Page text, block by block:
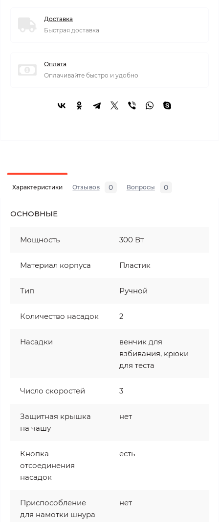
Доставка
Быстрая доставка
Оплата
Оплачивайте быстро и удобно
Характеристики Отзывов 0 Вопросы 0
ОСНОВНЫЕ
Мощность 300 Вт
Материал корпуса Пластик
Тип Ручной
Количество насадок 2
Насадки
венчик для
взбивания, крюки
для теста
Число скоростей 3
Защитная крышка
на чашу
нет
Кнопка
отсоединения
насадок
есть
Приспособление
для намотки шнура
нет